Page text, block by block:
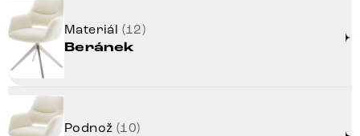
Materiál (12)
Beránek
Podnož (10)